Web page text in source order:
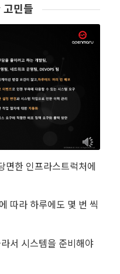
민들
면한 인프라스트럭처에
따라 하루에도 몇 번 씩
서 시스템을 준비해야